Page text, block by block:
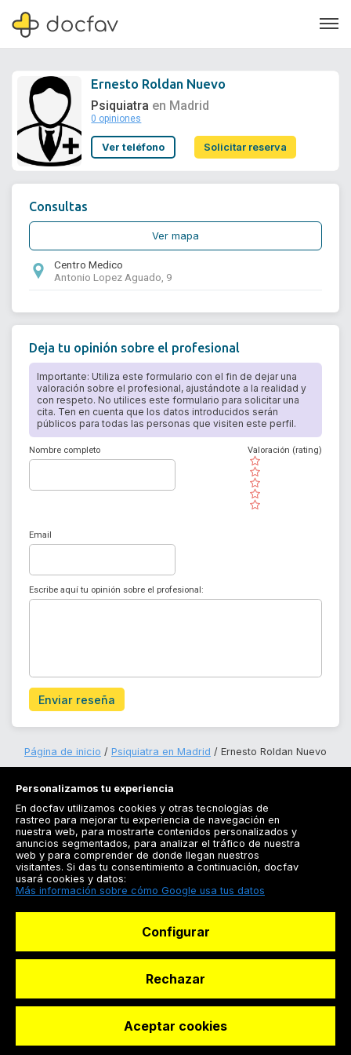
Soporte
Ernesto Roldan Nuevo
Psiquiatra en Madrid
0 opiniones
Ver teléfono Solicitar reserva
Solicitar reserva
Consultas
Ver mapa
Centro Medico
Antonio Lopez Aguado, 9
Deja tu opinión sobre el profesional
Importante: Utiliza este formulario con el fin de dejar una
valoración sobre el profesional, ajustándote a la realidad y
con respeto. No utilices este formulario para solicitar una
cita. Ten en cuenta que los datos introducidos serán
públicos para todas las personas que visiten este perfil.
Nombre completo
( )
( )
( )
( )
( )
Valoración (rating)
Email
Escribe aquí tu opinión sobre el profesional:
Enviar reseña
Página de inicio Psiquiatra en Madrid Ernesto Roldan Nuevo
Registrarse
Docfav
© Dashboard Technologies S.L
Personalizamos tu experiencia
En docfav utilizamos cookies y otras tecnologías de
rastreo para mejorar tu experiencia de navegación en
nuestra web, para mostrarte contenidos personalizados y
anuncios segmentados, para analizar el tráfico de nuestra
web y para comprender de donde llegan nuestros
visitantes. Si das tu consentimiento a continuación, docfav
usará cookies y datos:
Más información sobre cómo Google usa tus datos
Configurar
Rechazar
Aceptar cookies